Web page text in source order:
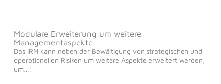
Modulare Erweiterung um weitere
Managementaspekte
Das IRM kann neben der Bewältigung von strategischen und
operationellen Risiken um weitere Aspekte erweitert werden,
um…: